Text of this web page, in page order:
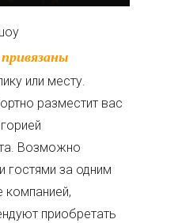
или месту.
разместит вас
Возможно
гостями за одним
компанией,
приобретать